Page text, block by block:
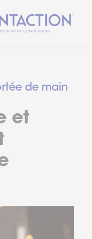
de main
et